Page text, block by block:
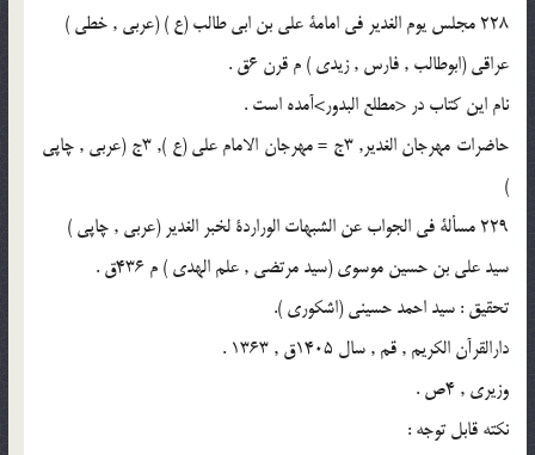
228 مجلس يوم الغدير فى امامة على بن ابى طالب (ع ) (عربى , خطى )
عراقى (ابوطالب , فارس , زيدى ) م قرن 6ق .
نام اين كتاب در <مطلع البدور>آمده است .
حاضرات مهرجان الغدير, 3ج = مهرجان الامام على (ع ), 3ج (عربى , چاپى
)
229 مسألة فى الجواب عن الشبهات الوراردة لخبر الغدير (عربى , چاپى )
سيد على بن حسين موسوى (سيد مرتضى , علم الهدى ) م 436ق .
تحقيق : سيد احمد حسينى (اشكورى ).
دارالقرآن الكريم , قم , سال 1405ق , 1363 .
وزيرى , 4ص .
نكته قابل توجه :